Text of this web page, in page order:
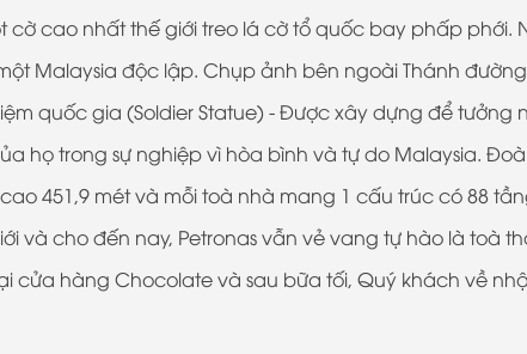
cao nhất thế giới treo lá cờ tổ quốc bay phấp phới.
Malaysia độc lập. Chụp ảnh bên ngoài Thánh
quốc gia (Soldier Statue) - Được xây dựng để tưởng
họ trong sự nghiệp vì hòa bình và tự do Malaysia.
451,9 mét và mỗi toà nhà mang 1 cấu trúc có 88
và cho đến nay, Petronas vẫn vẻ vang tự hào là toà
cửa hàng Chocolate và sau bữa tối, Quý khách về